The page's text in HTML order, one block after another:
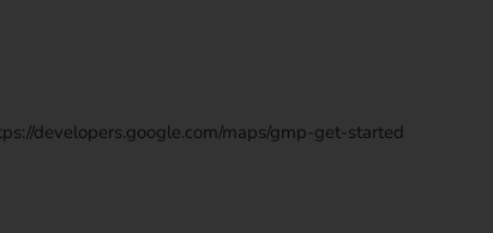
developers.google.com/maps/gmp-get-started